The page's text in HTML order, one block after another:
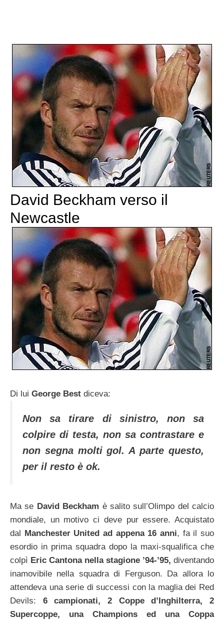
David Beckham verso il
Newcastle
Di lui George Best diceva:
Non sa tirare di sinistro, non sa
colpire di testa, non sa contrastare e
non segna molti gol. A parte questo,
per il resto è ok.
Ma se David Beckham è salito sull’Olimpo del calcio
mondiale, un motivo ci deve pur essere. Acquistato
dal
Manchester United ad appena 16 anni, fa il suo
esordio in prima squadra dopo la maxi-squalifica che
colpì Eric Cantona nella stagione ’94-’95, diventando
inamovibile nella squadra di Ferguson. Da allora lo
attendeva una serie di successi con la maglia dei Red
Devils: 6 campionati, 2 Coppe d’Inghilterra, 2
Supercoppe, una Champions ed una Coppa